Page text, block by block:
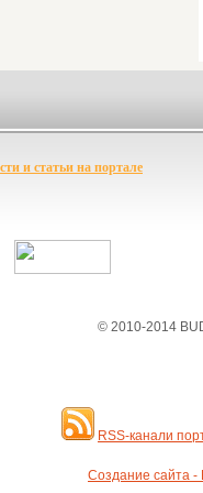
и статьи на портале
© 2010-2014
RSS-канали
Создание сайта -